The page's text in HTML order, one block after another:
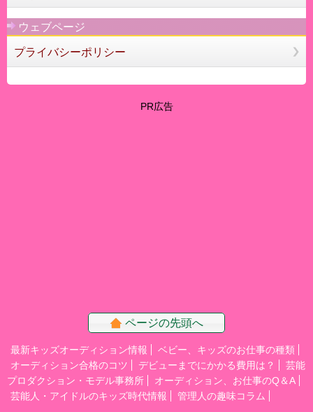
ウェブページ
プライバシーポリシー
PR広告
ページの先頭へ
最新キッズオーディション情報
ベビー、キッズのお仕事の種類
オーディション合格のコツ
デビューまでにかかる費用は？
芸能
プロダクション・モデル事務所
オーディション、お仕事のQ＆A
芸能人・アイドルのキッズ時代情報
管理人の趣味コラム